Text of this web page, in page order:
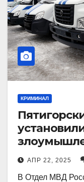
КРИМИНАЛ
АПР 22, 2025
В Отдел МВД